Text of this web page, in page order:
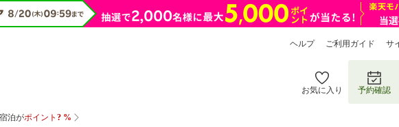
ヘルプ ご利用ガイド サ
お気に入り 予約確認